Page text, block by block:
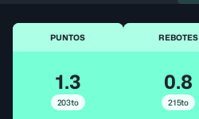
PUNTOS
1.3
203to
REBOTES
0.8
215to